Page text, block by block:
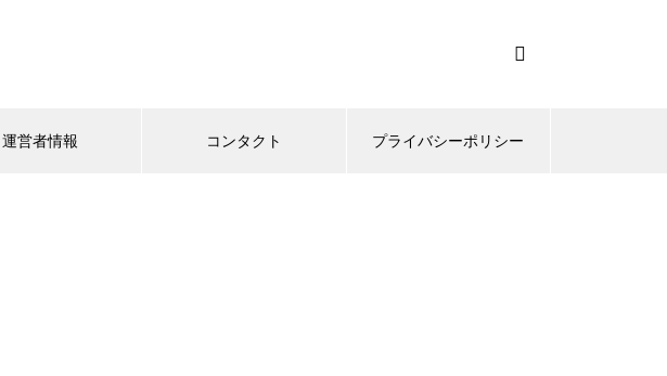
運営者情報 コンタクト プライバシーポリシー